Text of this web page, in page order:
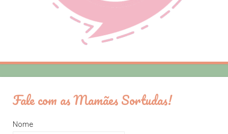
Fale com as Mamães Sortudas!
Nome